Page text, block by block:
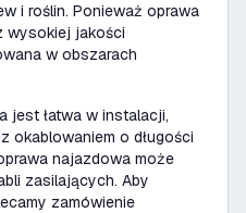
i roślin. Ponieważ oprawa
wysokiej jakości
w obszarach
jest łatwa w instalacji,
okablowaniem o długości
najazdowa może
zasilających. Aby
zamówienie